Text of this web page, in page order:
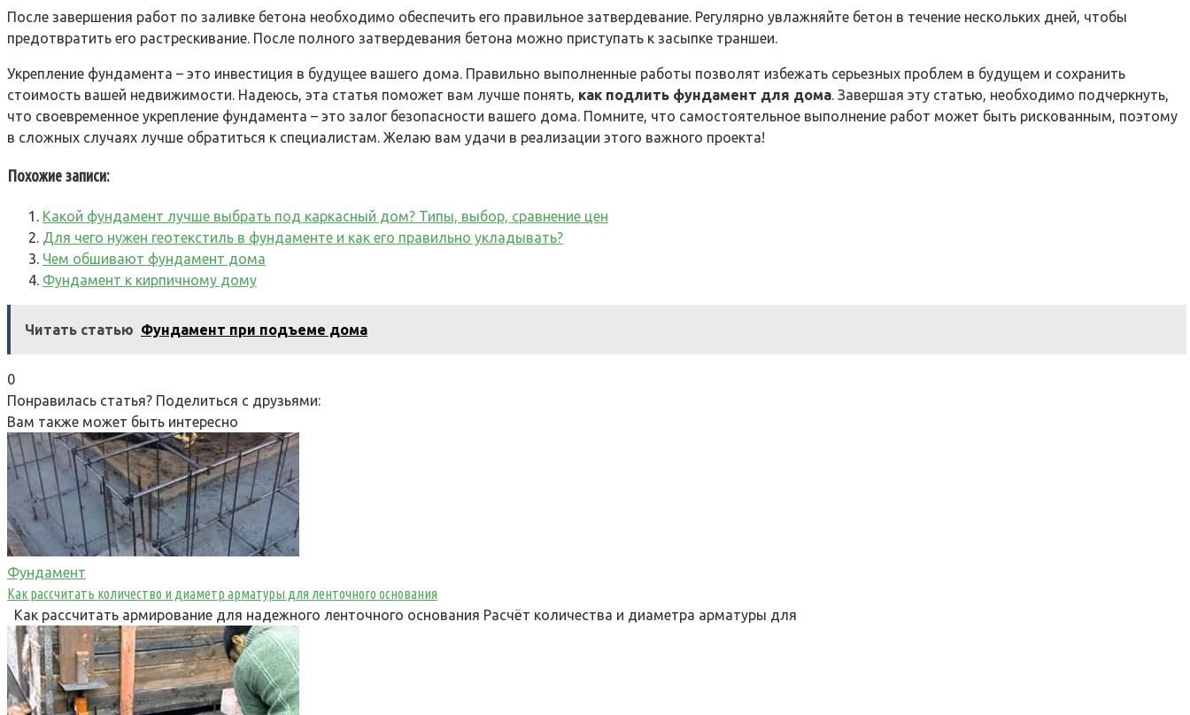
После завершения работ по заливке бетона необходимо обеспечить его правильное затвердевание. Регулярно увлажняйте бетон в течение нескольких дней, чтобы
предотвратить его растрескивание. После полного затвердевания бетона можно приступать к засыпке траншеи.
Укрепление фундамента – это инвестиция в будущее вашего дома. Правильно выполненные работы позволят избежать серьезных проблем в будущем и сохранить
стоимость вашей недвижимости. Надеюсь, эта статья поможет вам лучше понять, как подлить фундамент для дома. Завершая эту статью, необходимо подчеркнуть,
что своевременное укрепление фундамента – это залог безопасности вашего дома. Помните, что самостоятельное выполнение работ может быть рискованным, поэтому
в сложных случаях лучше обратиться к специалистам. Желаю вам удачи в реализации этого важного проекта!
Похожие записи:
Какой фундамент лучше выбрать под каркасный дом? Типы, выбор, сравнение цен
Для чего нужен геотекстиль в фундаменте и как его правильно укладывать?
Чем обшивают фундамент дома
Фундамент к кирпичному дому
Читать статью Фундамент при подъеме дома
0
Понравилась статья? Поделиться с друзьями:
Вам также может быть интересно
Фундамент
Как рассчитать количество и диаметр арматуры для ленточного основания
Как рассчитать армирование для надежного ленточного основания Расчёт количества и диаметра арматуры для